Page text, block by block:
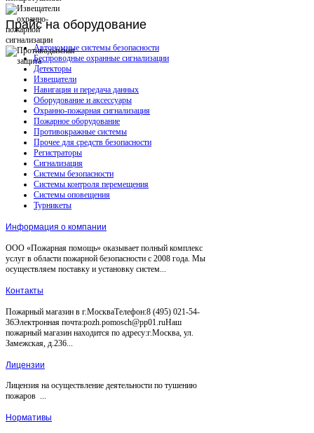
Прайсна оборудование
Автономные системы безопасности
Беспроводные охранные сигнализации
Детекторы
Извещатели
Навигация и передача данных
Оборудование и аксессуары
Охранно-пожарная сигнализация
Пожарное оборудование
Противокражные системы
Прочее для средств безопасности
Регистраторы
Сигнализация
Системы безопасности
Системы контроля перемещения
Системы оповещения
Турникеты
Информация о компании
ООО «Пожарная помощь» оказывает полный комплекс
услуг в области пожарной безопасности с 2008 года. Мы
осуществляем поставку и установку систем...
Контакты
Пожарный магазин в г.МоскваТелефон:8 (495) 021-54-
36Электронная почта:pozh.pomosch@pp01.ruНаш
пожарный магазин находится по адресу:г.Москва, ул.
Замежская, д.236...
Лицензии
Лицензия на осуществление деятельности по тушению
пожаров ...
Нормативы